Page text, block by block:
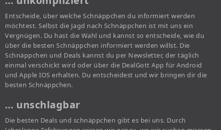
Entscheide, über welche Schnäppchen du informiert werden
möchtest. Selbst die Jagd nach Schnäppchen ist mit uns ein
Vergnügen. Du hast die Wahl und kannst so entscheide, wie du
über die besten Schnäppchen informiert werden willst. Die
Schnäppchen und Deals kannst du per Newsletter, der täglich
einmal verschickt wird oder über die DealGott App für Android
und Apple IOS erhalten. Du entscheidest und wir bringen dir die
besten Schnäppchen.
… unschlagbar
Die besten Deals und schnäppchen gibt es bei uns. Durch